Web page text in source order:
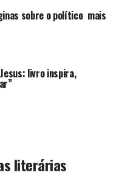
sobre o político mais
livro inspira,
literárias